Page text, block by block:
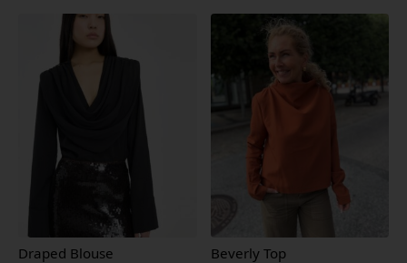
kr 599,00.
kr 359,40.
Draped Blouse Beverly Top